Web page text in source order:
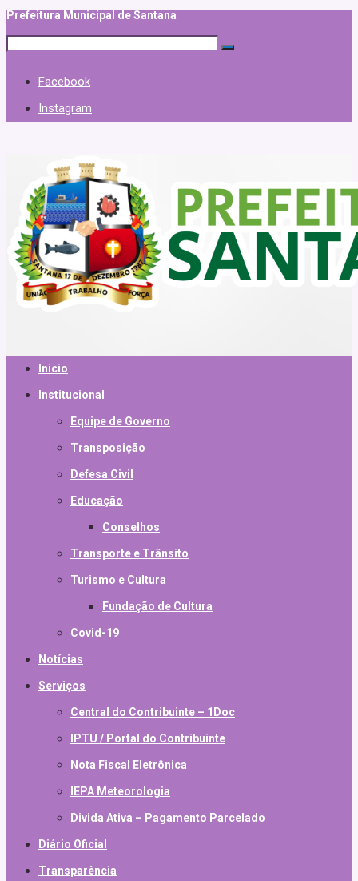
Prefeitura Municipal de Santana
Facebook
Instagram
Inicio
Institucional
Equipe de Governo
Transposição
Defesa Civil
Educação
Conselhos
Transporte e Trânsito
Turismo e Cultura
Fundação de Cultura
Covid-19
Notícias
Serviços
Central do Contribuinte – 1Doc
IPTU / Portal do Contribuinte
Nota Fiscal Eletrônica
IEPA Meteorologia
Divida Ativa – Pagamento Parcelado
Diário Oficial
Transparência